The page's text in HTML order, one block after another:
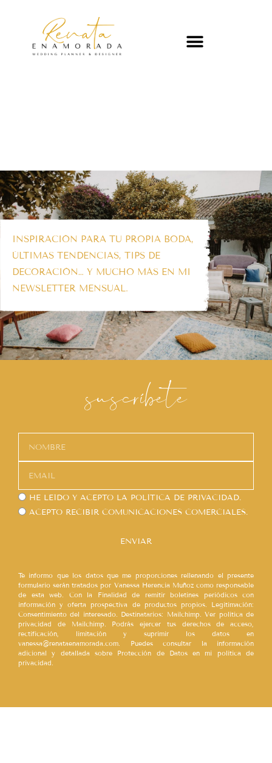
INSPIRACIÓN PARA TU PROPIA BODA,
ÚLTIMAS TENDENCIAS, TIPS DE
DECORACIÓN… Y MUCHO MÁS EN MI
NEWSLETTER MENSUAL.
suscríbete
HE LEÍDO Y ACEPTO LA POLÍTICA DE PRIVACIDAD.
ACEPTO RECIBIR COMUNICACIONES COMERCIALES.
ENVIAR
Te informo que los datos que me proporciones rellenando el presente
formulario serán tratados por Vanessa Herencia Muñoz como responsable
de esta web. Con la Finalidad de remitir boletines periódicos con
información y oferta prospectiva de productos propios. Legitimación:
Consentimiento del interesado. Destinatarios: Mailchimp. Ver política de
privacidad de Mailchimp. Podrás ejercer tus derechos de acceso,
rectificación, limitación y suprimir los datos en
vanessa@renataenamorada.com. Puedes consultar la información
adicional y detallada sobre Protección de Datos en mi política de
privacidad.